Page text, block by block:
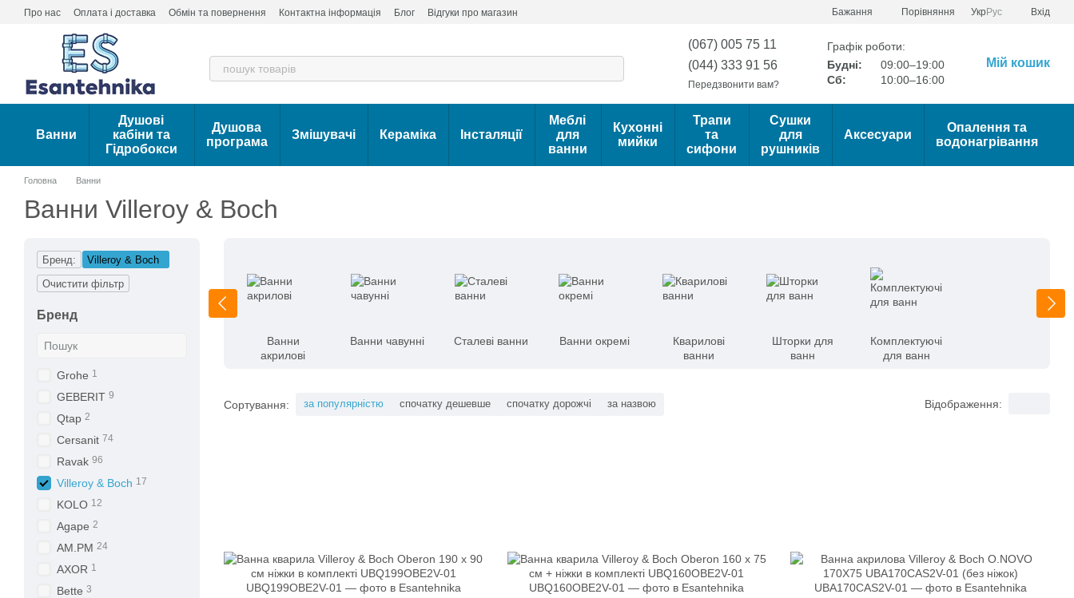
Перейти до основного контенту
Про нас Оплата і доставка Обмін та повернення Контактна інформація Блог Відгуки про магазин Бажання Порівняння УкрРус Вхід
(067) 005 75 11
(044) 333 91 56
Передзвонити вам?
Графік роботи:
Будні:
09:00–19:00
Сб:
10:00–16:00
Мій кошик
Ванни
Душові
кабіни та
Гідробокси
Душова
програма
Змішувачі Кераміка Інсталяції
Меблі
для
ванни
Кухонні
мийки
Трапи
та
сифони
Сушки
для
рушників
Аксесуари
Опалення та
водонагрівання
Головна Ванни
Ванни Villeroy & Boch
Ванни
акрилові
Ванни чавунні Сталеві ванни Ванни окремі
Кварилові
ванни
Шторки для
ванн
Комплектуючі
для ванн
Сортування: за популярністю спочатку дешевше спочатку дорожчі за назвою Відображення:
Бренд:
Villeroy & Boch
Очистити фільтр
Бренд
Grohe 1
GEBERIT 9
Qtap 2
Cersanit 74
Ravak 96
Villeroy & Boch 17
KOLO 12
Agape 2
AM.PM 24
AXOR 1
Bette 3